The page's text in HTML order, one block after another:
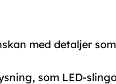
med detaljer
som LED-